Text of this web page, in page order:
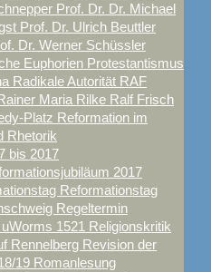
Prof. Dr. Dr. Michael
Prof. Dr. Ulrich Beuttler
Dr. Werner Schüssler
Euphorien Protestantismus
Radikale Autorität RAF
Maria Rilke Ralf Frisch
Platz Reformation im
Rhetorik
bis 2017
2017
Reformationstag
Regeltermin
1521 Religionskritik
Rennelberg Revision der
19 Romanlesung